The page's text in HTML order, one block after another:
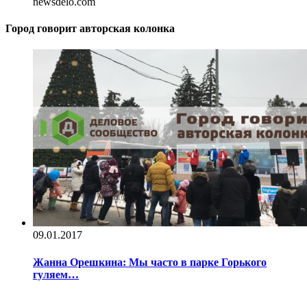
Город говорит авторская колонка
09.01.2017
Жанна Орешкина: Мы часто в парке Горького
гуляем…